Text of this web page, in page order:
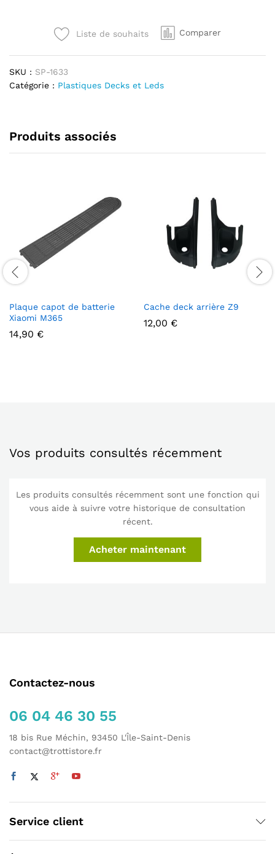
quantité
Liste de souhaits Comparer
SKU : SP-1633
Catégorie : Plastiques Decks et Leds
Produits associés
Plaque capot de batterie
Xiaomi M365
14,90 €
Cache deck arrière Z9
12,00 €
Vos produits consultés récemment
Les produits consultés récemment sont une fonction qui
vous aide à suivre votre historique de consultation
récent.
Acheter maintenant
Contactez-nous
06 04 46 30 55
18 bis Rue Méchin, 93450 L'Île-Saint-Denis
contact@trottistore.fr
Service client